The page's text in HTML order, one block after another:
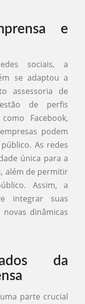
e
sociais, a
se adaptou a
assessoria de
de perfis
Facebook,
podem
As redes
única para a
além de permitir
Assim, a
integrar suas
dinâmicas
da
parte crucial